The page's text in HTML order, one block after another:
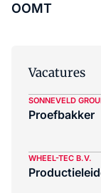
OOMT
Vacatures
SONNEVELD
Proefbakker
WHEEL-TEC B.V.